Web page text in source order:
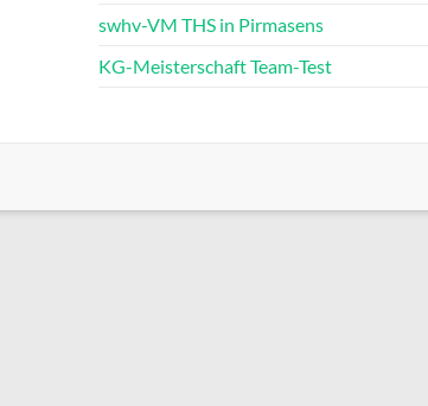
swhv-VM THS in Pirmasens
KG-Meisterschaft Team-Test